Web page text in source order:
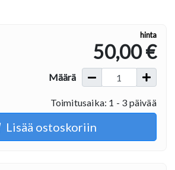
hinta
50,00 €
Määrä
Toimitusaika: 1 - 3 päivää
Lisää ostoskoriin